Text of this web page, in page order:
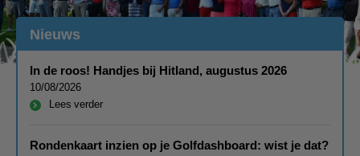
Nieuws
In de roos! Handjes bij Hitland, augustus 2026
10/08/2026
Lees verder
Rondenkaart inzien op je Golfdashboard: wist je dat?